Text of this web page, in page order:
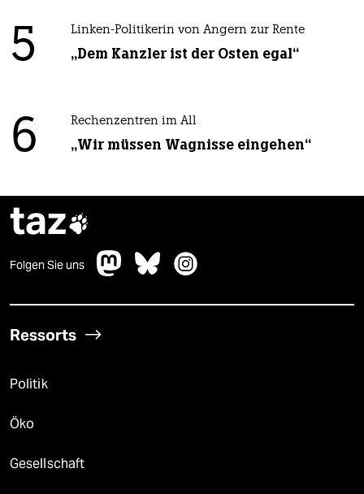
5 Linken-Politikerin von Angern zur Rente
„Dem Kanzler ist der Osten egal“
6 Rechenzentren im All
„Wir müssen Wagnisse eingehen“
taz
Folgen Sie uns
Ressorts
Politik
Öko
Gesellschaft